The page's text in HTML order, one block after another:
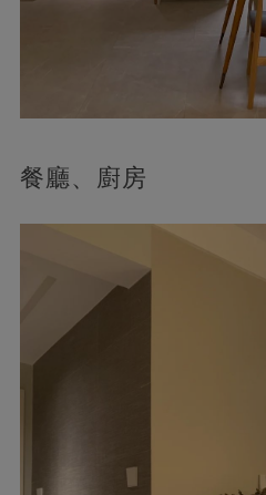
餐廳、廚房